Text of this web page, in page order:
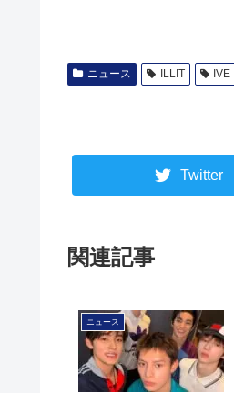
ニュース ILLIT IVE
Twitter
関連記事
ニュース